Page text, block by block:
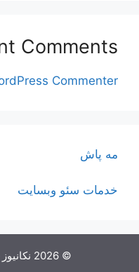
Comments
Commenter
مه پاش
خدمات سئو وبسایت
© 2026 نکانیوز